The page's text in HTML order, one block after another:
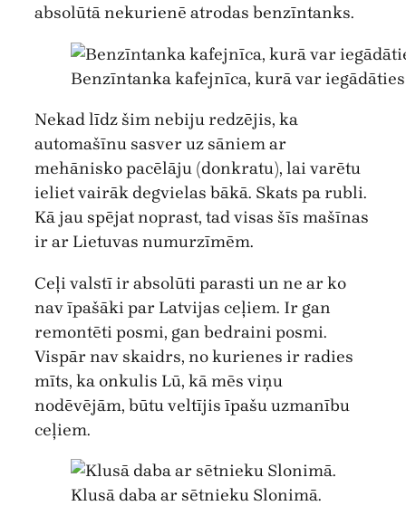
absolūtā nekurienē atrodas benzīntanks.
Benzīntanka kafejnīca, kurā var
Nekad līdz šim nebiju redzējis, ka
automašīnu sasver uz sāniem ar
mehānisko pacēlāju (donkratu), lai varētu
ieliet vairāk degvielas bākā. Skats pa rubli.
Kā jau spējat noprast, tad visas šīs mašīnas
ir ar Lietuvas numurzīmēm.
Ceļi valstī ir absolūti parasti un ne ar ko
nav īpašāki par Latvijas ceļiem. Ir gan
remontēti posmi, gan bedraini posmi.
Vispār nav skaidrs, no kurienes ir radies
mīts, ka onkulis Lū, kā mēs viņu
nodēvējām, būtu veltījis īpašu uzmanību
ceļiem.
Klusā daba ar sētnieku Slonimā.